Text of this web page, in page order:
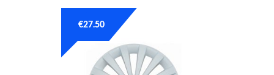
€27.50